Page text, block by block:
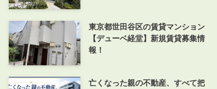
東京都世田谷区の賃貸マンション
【デューベ経堂】新規賃貸募集情
報！
亡くなった親の不動産、すべて把